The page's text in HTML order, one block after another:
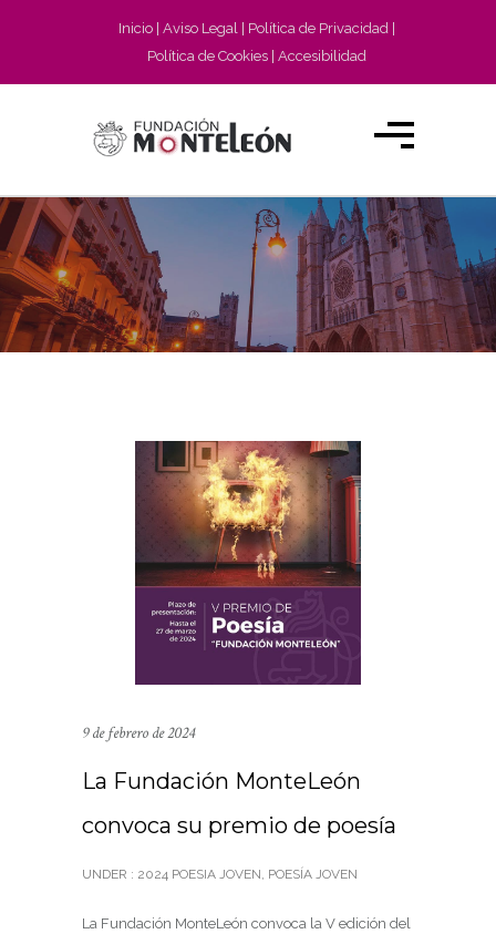
Inicio Aviso Legal
Política de Privacidad
Política de Cookies
Accesibilidad
9 de febrero de 2024
La Fundación MonteLeón
convoca su premio de poesía
UNDER : 2024 POESIA JOVEN POESÍA JOVEN
La Fundación MonteLeón convoca la V edición del